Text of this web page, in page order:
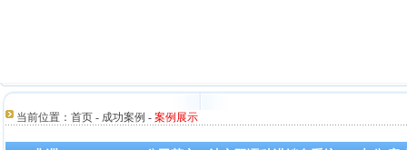
当前位置： 首页 - 成功案例 - 案例展示